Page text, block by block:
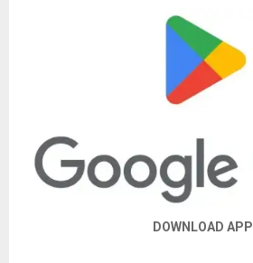
DOWNLOAD APP